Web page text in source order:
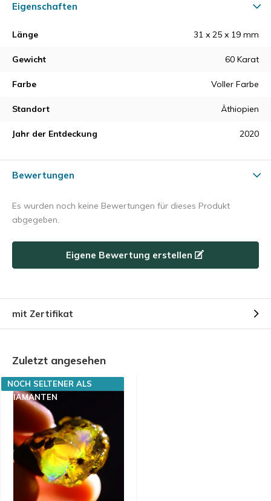
Eigenschaften
Länge 31 x 25 x 19 mm
Gewicht 60 Karat
Farbe Voller Farbe
Standort Äthiopien
Jahr der Entdeckung 2020
Bewertungen
Es wurden noch keine Bewertungen für dieses Produkt
abgegeben.
Eigene Bewertung erstellen
mit Zertifikat
Zuletzt angesehen
NOCH SELTENER ALS
DIAMANTEN